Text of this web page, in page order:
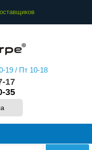
19 / Пт 10-18
17
35